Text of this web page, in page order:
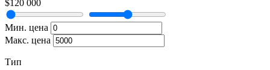
$120 000
Мин. цена
Макс. цена
Тип